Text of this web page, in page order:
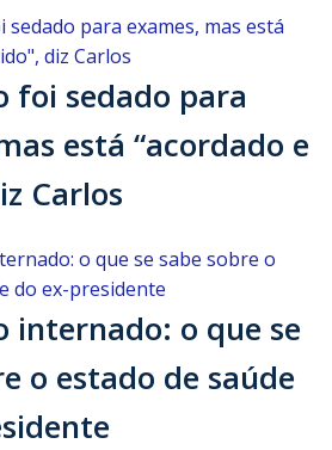
foi sedado para
está “acordado e
Carlos
internado: o que se
o estado de saúde